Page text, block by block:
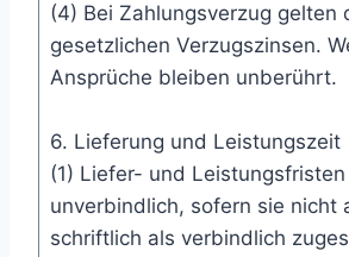
(4) Bei Zahlungsverzug gelten
gesetzlichen Verzugszinsen.
Ansprüche bleiben unberührt.
6. Lieferung und Leistungszeit
(1) Liefer- und Leistungsfristen
unverbindlich, sofern sie nicht
schriftlich als verbindlich